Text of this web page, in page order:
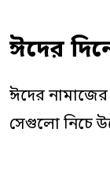
ঈদের
ঈদের
সেগুলো নিচে